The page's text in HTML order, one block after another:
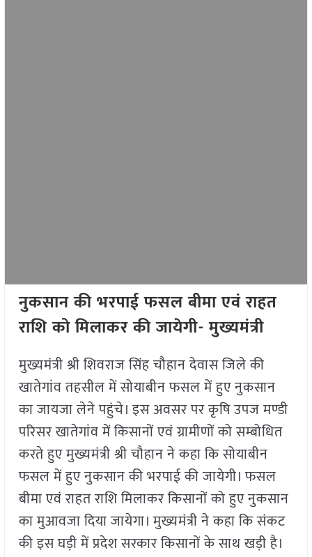
नुकसान की भरपाई फसल बीमा एवं राहत
राशि को मिलाकर की जायेगी- मुख्यमंत्री
मुख्यमंत्री श्री शिवराज सिंह चौहान देवास जिले की
खातेगांव तहसील में सोयाबीन फसल में हुए नुकसान
का जायजा लेने पहुंचे। इस अवसर पर कृषि उपज मण्डी
परिसर खातेगांव में किसानों एवं ग्रामीणों को सम्बोधित
करते हुए मुख्यमंत्री श्री चौहान ने कहा कि सोयाबीन
फसल में हुए नुकसान की भरपाई की जायेगी। फसल
बीमा एवं राहत राशि मिलाकर किसानों को हुए नुकसान
का मुआवजा दिया जायेगा। मुख्यमंत्री ने कहा कि संकट
की इस घड़ी में प्रदेश सरकार किसानों के साथ खड़ी है।